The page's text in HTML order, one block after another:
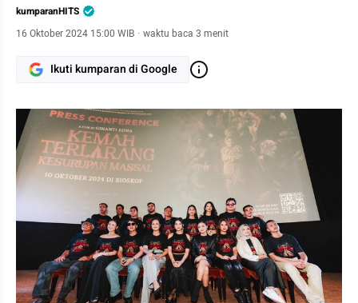
kumparanHITS
16 Oktober 2024 15:00 WIB · waktu baca 3 menit
Ikuti kumparan di Google